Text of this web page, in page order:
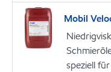
Mobil
speziell